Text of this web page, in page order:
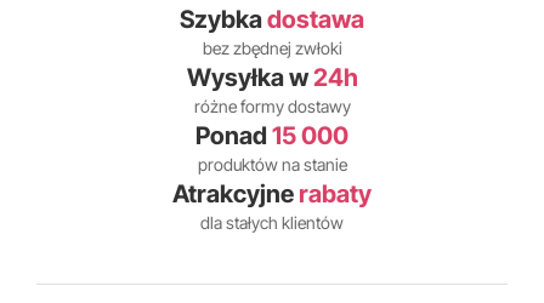
Szybkadostawa
bez zbędnej zwłoki
Wysyłka w24h
różne formy dostawy
Ponad 15 000
produktów na stanie
Atrakcyjne rabaty
dla stałych klientów